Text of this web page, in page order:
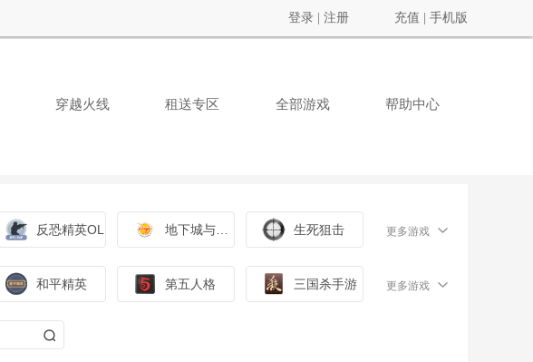
登录 注册 充值 手机版
穿越火线 租送专区 全部游戏 帮助中心
反恐精英OL 生死狙击 更多游戏
和平精英 第五人格 三国杀手游 更多游戏